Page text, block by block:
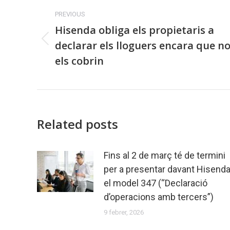
Description
embargar
per
deutes
fiscals.
navigation
PREVIOUS
Previous
post:
Hisenda obliga els propietaris a
declarar els lloguers encara que no
els cobrin
Related posts
Fins al 2 de març té de termini
per a presentar davant Hisenda
el model 347 (“Declaració
d’operacions amb tercers”)
9 febrer, 2026